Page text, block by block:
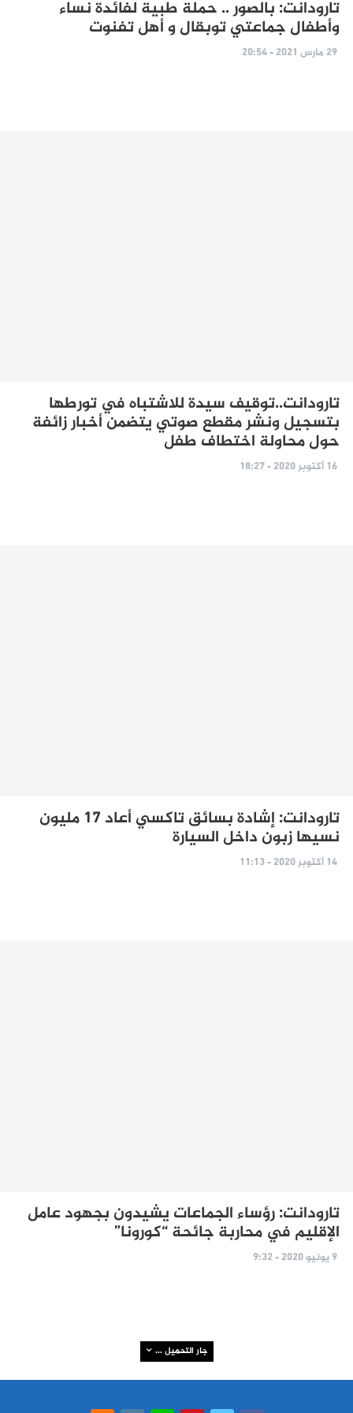
تارودانت: بالصور .. حملة طبية لفائدة نساء
وأطفال جماعتي توبقال و أهل تفنوت
29 مارس 2021 - 20:54
تارودانت..توقيف سيدة للاشتباه في تورطها
بتسجيل ونشر مقطع صوتي يتضمن أخبار زائفة
حول محاولة اختطاف طفل
16 أكتوبر 2020 - 18:27
تارودانت: إشادة بسائق تاكسي أعاد 17 مليون
نسيها زبون داخل السيارة
14 أكتوبر 2020 - 11:13
تارودانت: رؤساء الجماعات يشيدون بجهود عامل
الإقليم في محاربة جائحة “كورونا”
9 يونيو 2020 - 9:32
جار التحميل ...